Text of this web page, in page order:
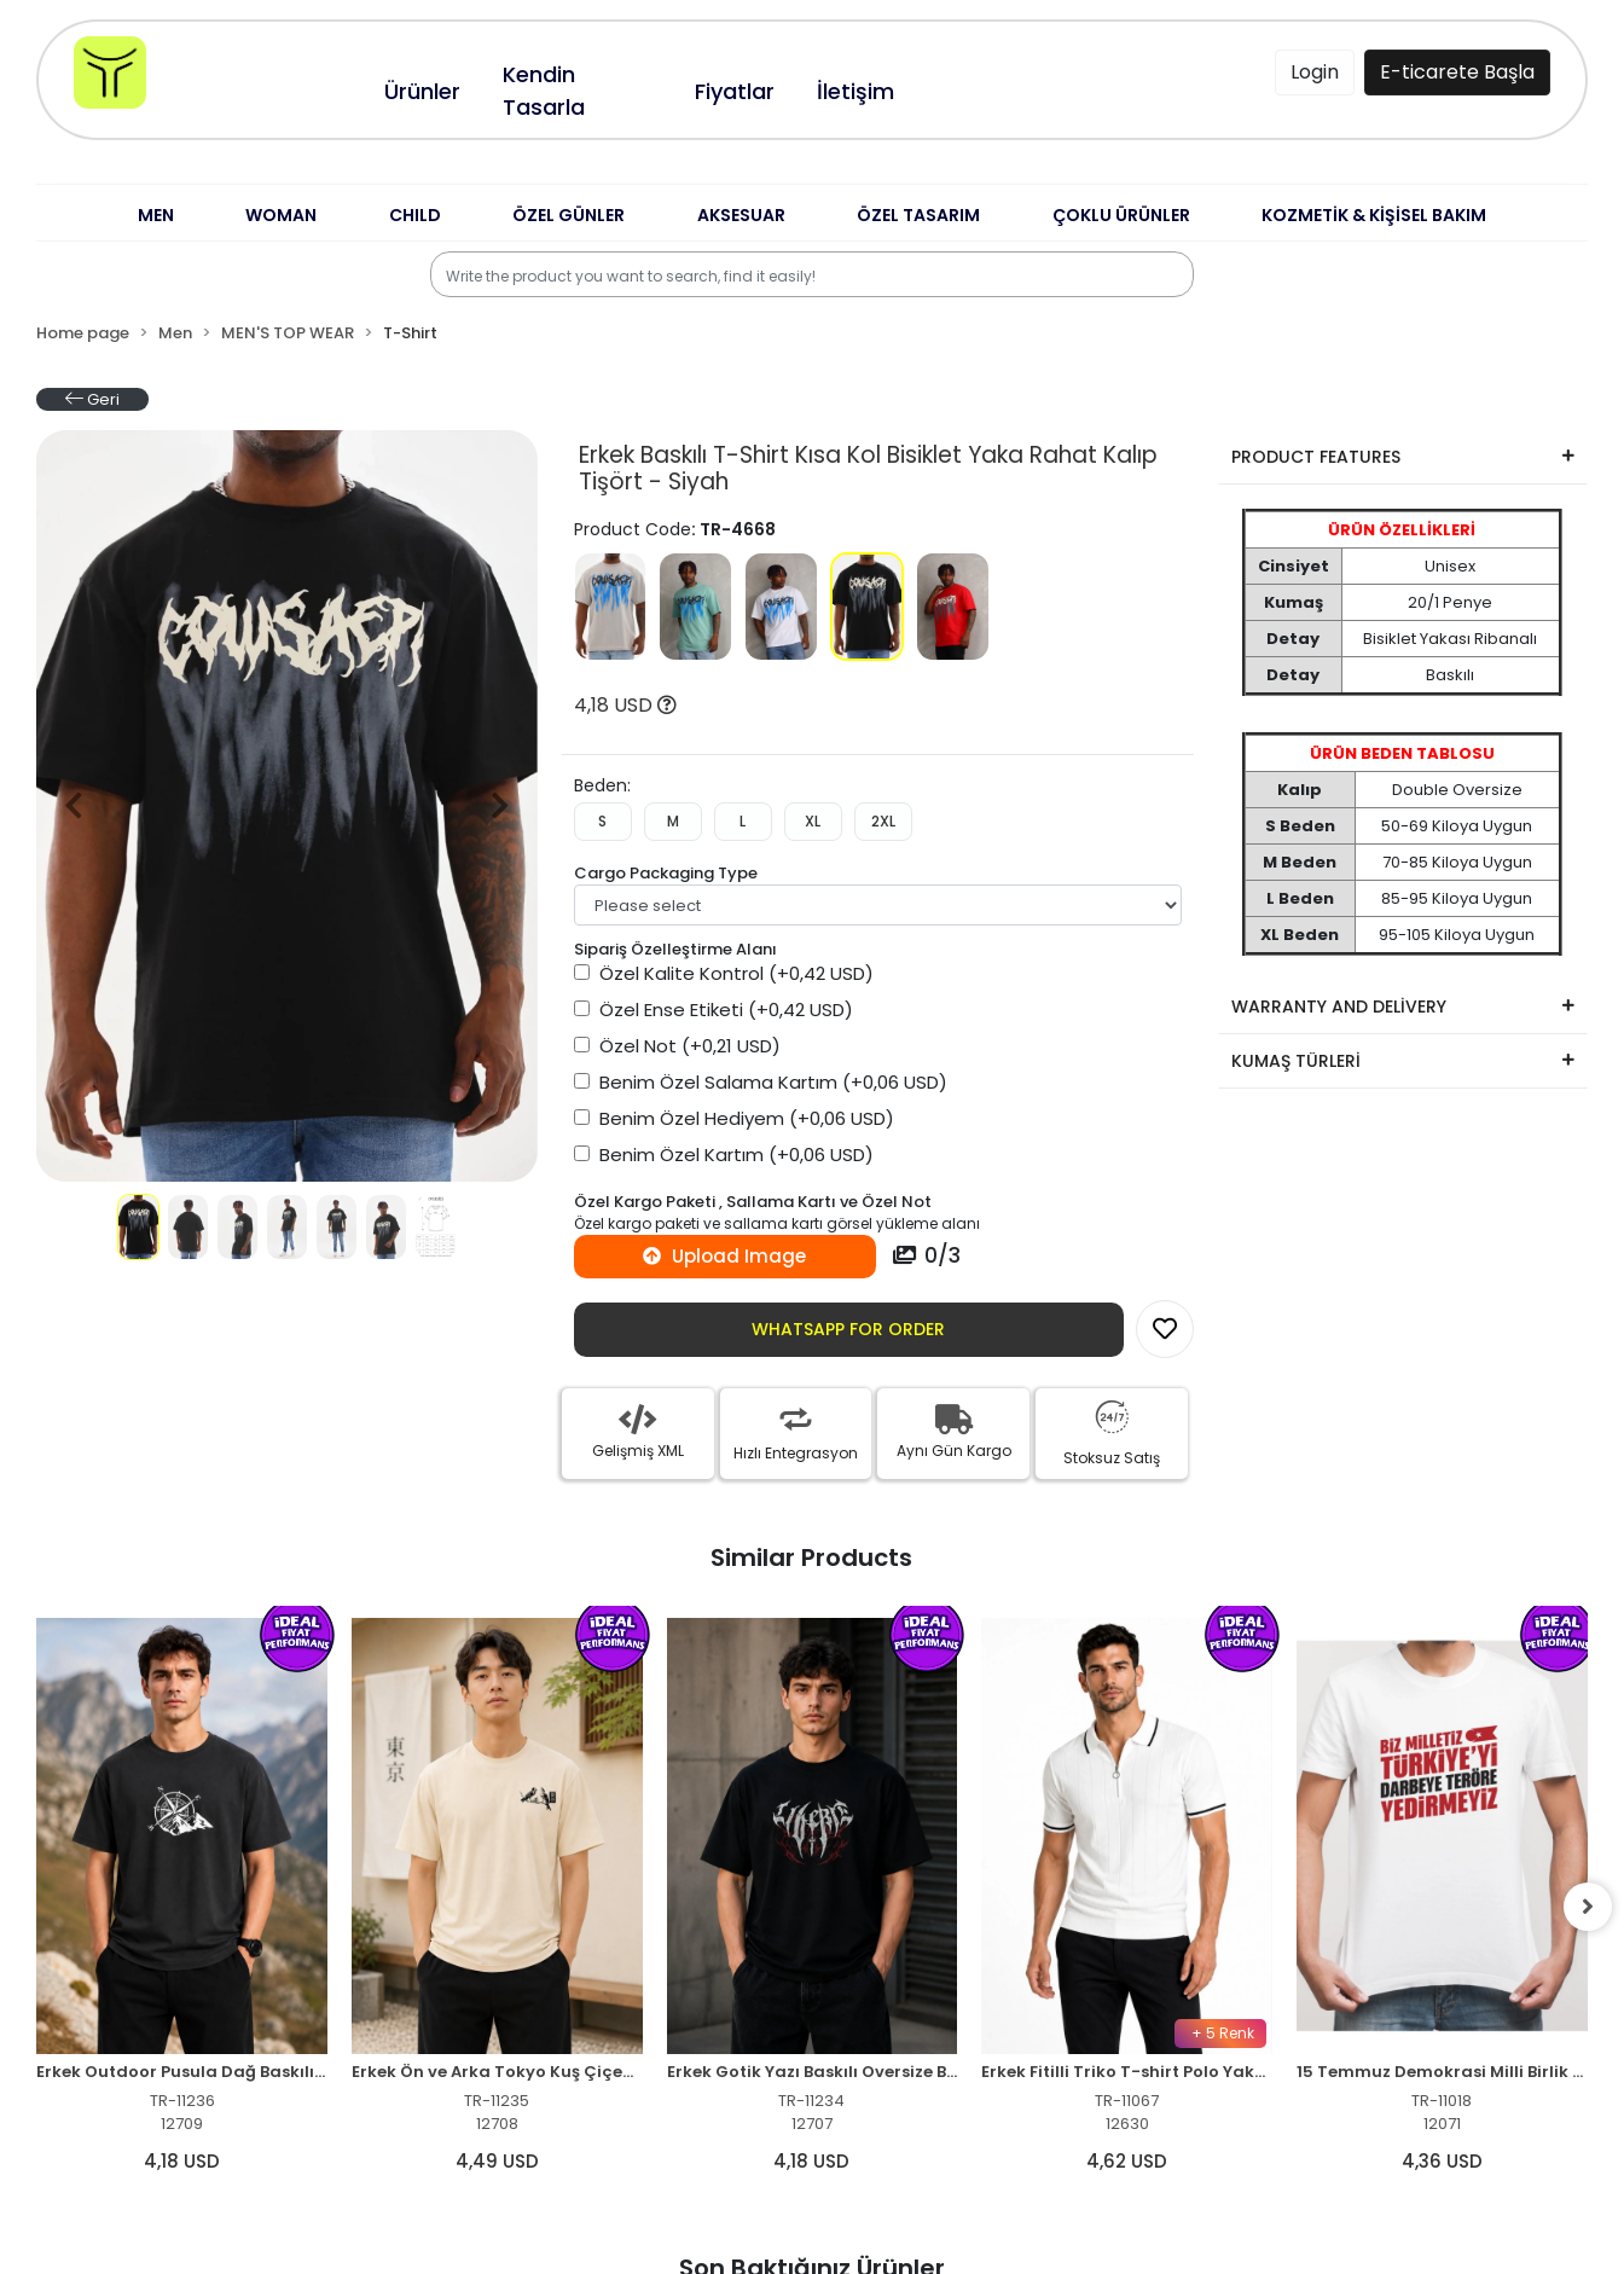
Ürünler
Kendin
Tasarla
Fiyatlar İletişim
Login E-ticarete Başla
MEN WOMAN CHILD ÖZEL GÜNLER AKSESUAR ÖZEL TASARIM ÇOKLU ÜRÜNLER KOZMETİK & KİŞİSEL BAKIM
Home page Men MEN'S TOP WEAR T-Shirt
Geri
Erkek Baskılı T-Shirt Kısa Kol Bisiklet Yaka Rahat Kalıp
Tişört - Siyah
Product Code: TR-4668
4,18 USD
Beden:
S M L XL 2XL
Cargo Packaging Type
Sipariş Özelleştirme Alanı
Özel Kalite Kontrol (+0,42 USD)
Özel Ense Etiketi (+0,42 USD)
Özel Not (+0,21 USD)
Benim Özel Salama Kartım (+0,06 USD)
Benim Özel Hediyem (+0,06 USD)
Benim Özel Kartım (+0,06 USD)
Özel Kargo Paketi , Sallama Kartı ve Özel Not
Özel kargo paketi ve sallama kartı görsel yükleme alanı
Upload Image 0/3
WHATSAPP FOR ORDER
Gelişmiş XML Hızlı Entegrasyon Aynı Gün Kargo Stoksuz Satış
PRODUCT FEATURES
ÜRÜN ÖZELLİKLERİ
Cinsiyet
Unisex
Kumaş
20/1 Penye
Detay
Bisiklet Yakası Ribanalı
Detay
Baskılı
ÜRÜN BEDEN TABLOSU
Kalıp
Double Oversize
S Beden
50-69 Kiloya Uygun
M Beden
70-85 Kiloya Uygun
L Beden
85-95 Kiloya Uygun
XL Beden
95-105 Kiloya Uygun
WARRANTY AND DELİVERY
KUMAŞ TÜRLERİ
Similar Products
Erkek Outdoor Pusula Dağ Baskılı Kısa Kollu Oversize T-Shirt - Siyah
TR-11236
12709
4,18 USD
Erkek Ön ve Arka Tokyo Kuş Çiçek Baskılı Oversize T-Shirt - Ekru
TR-11235
12708
4,49 USD
Erkek Gotik Yazı Baskılı Oversize Bisiklet Yaka T-Shirt - Siyah
TR-11234
12707
4,18 USD
+ 5 Renk
Erkek Fitilli Triko T-shirt Polo Yaka Yarım Fermuarlı Kısa Kollu Tişört - Beyaz
TR-11067
12630
4,62 USD
15 Temmuz Demokrasi Milli Birlik YEDİRMEYİZ Baskılı Bisiklet Yaka T-shirt - Beyaz
TR-11018
12071
4,36 USD